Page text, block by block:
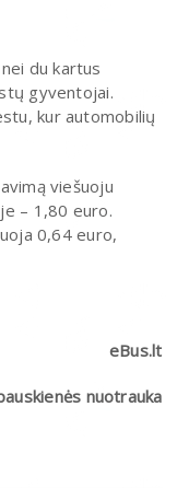
du kartus
gyventojai.
kur automobilių
viešuoju
– 1,80 euro.
0,64 euro,
eBus.lt
nuotrauka